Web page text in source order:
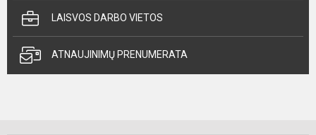
LAISVOS DARBO VIETOS
ATNAUJINIMŲ PRENUMERATA